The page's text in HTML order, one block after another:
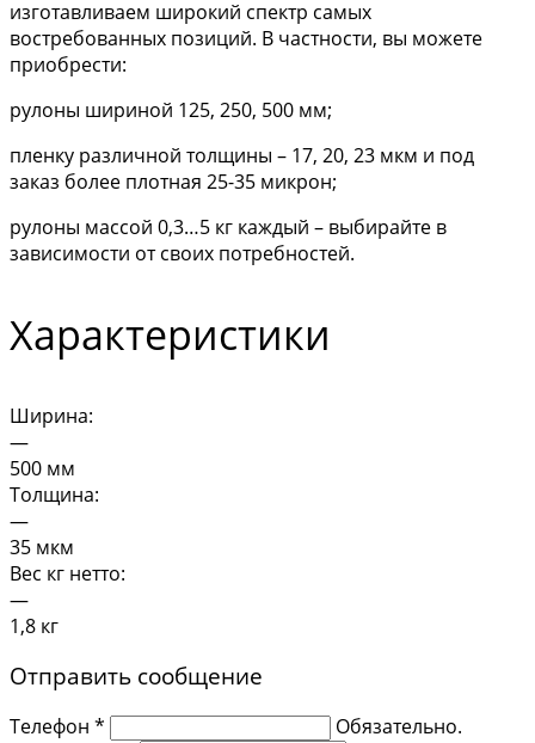
изготавливаем широкий спектр самых
востребованных позиций. В частности, вы можете
приобрести:
рулоны шириной 125, 250, 500 мм;
пленку различной толщины – 17, 20, 23 мкм и под
заказ более плотная 25-35 микрон;
рулоны массой 0,3…5 кг каждый – выбирайте в
зависимости от своих потребностей.
Характеристики
Ширина:
—
500 мм
Толщина:
—
35 мкм
Вес кг нетто:
—
1,8 кг
Отправить сообщение
Телефон * Обязательно.